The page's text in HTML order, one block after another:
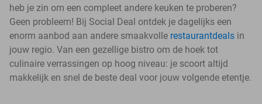
heb je zin om een compleet andere keuken te proberen?
Geen probleem! Bij Social Deal ontdek je dagelijks een
enorm aanbod aan andere smaakvolle restaurantdeals in
jouw regio. Van een gezellige bistro om de hoek tot
culinaire verrassingen op hoog niveau: je scoort altijd
makkelijk en snel de beste deal voor jouw volgende etentje.